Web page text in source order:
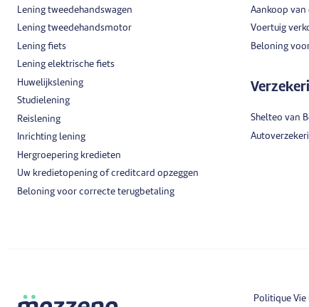
Lening tweedehandswagen
Lening tweedehandsmotor
Lening fiets
Lening elektrische fiets
Huwelijkslening
Studielening
Reislening
Inrichting lening
Hergroepering kredieten
Uw kredietopening of creditcard opzeggen
Beloning voor correcte terugbetaling
Aankoop van
Voertuig
Beloning
Shelteo van
Politique Vie